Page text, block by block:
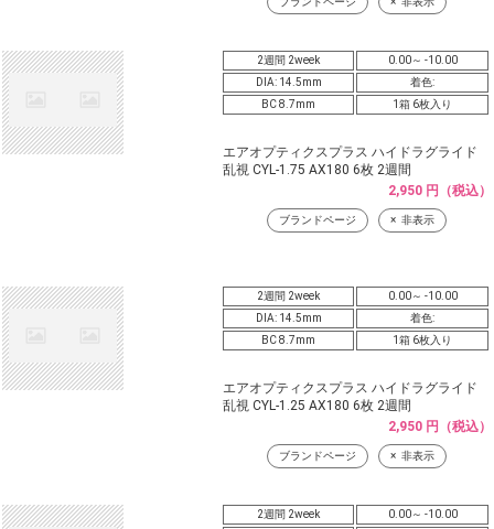
2週間 2week
0.00～ -10.00
DIA: 14.5mm
着色:
BC 8.7mm
1箱 6枚入り
エアオプティクスプラス ハイドラグライド
乱視 CYL-1.75 AX180 6枚 2週間
2,950 円（税込）
ブランドページ 非表示
2週間 2week
0.00～ -10.00
DIA: 14.5mm
着色:
BC 8.7mm
1箱 6枚入り
エアオプティクスプラス ハイドラグライド
乱視 CYL-1.25 AX180 6枚 2週間
2,950 円（税込）
ブランドページ 非表示
2週間 2week
0.00～ -10.00